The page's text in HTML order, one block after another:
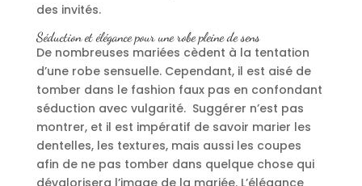
des invités.
Séduction et élégance pour une robe pleine de sens
De nombreuses mariées cèdent à la tentation
d’une robe sensuelle. Cependant, il est aisé de
tomber dans le fashion faux pas en confondant
séduction avec vulgarité. Suggérer n’est pas
montrer, et il est impératif de savoir marier les
dentelles, les textures, mais aussi les coupes
afin de ne pas tomber dans quelque chose qui
dévalorisera l’image de la mariée. L’élégance